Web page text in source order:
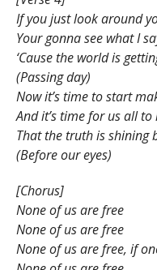
If you just look around
Your gonna see what I
‘Cause the world is
(Passing day)
Now it’s time to start
And it’s time for us all to
That the truth is shining
(Before our eyes)
[Chorus]
None of us are free
None of us are free
None of us are free, if